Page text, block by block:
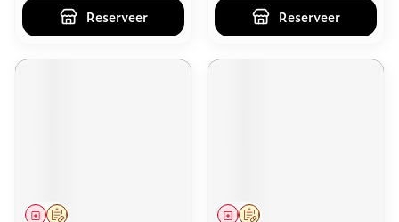
Reserveer Reserveer
Op voorschrift
Geneesmiddel Op voorschrift
Geneesmiddel